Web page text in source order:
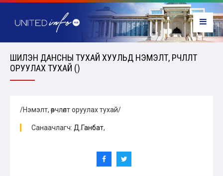
ШИЛЭН ДАНСНЫ ТУХАЙ ХУУЛЬД НЭМЭЛТ, ӨӨРЧЛӨЛТ
ОРУУЛАХ ТУХАЙ ()
/Нэмэлт, өөрчлөлт оруулах тухай/
Санаачлагч: Д.Ганбат,